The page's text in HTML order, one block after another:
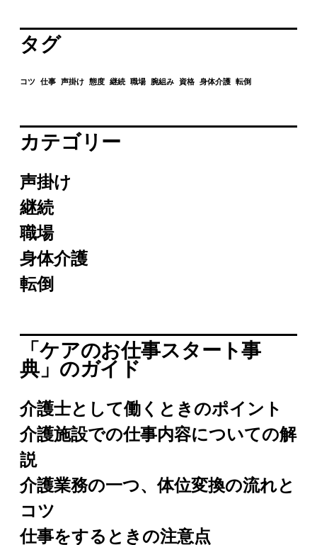
タグ
コツ 仕事 声掛け 態度 継続 職場 腕組み 資格 身体介護 転倒
カテゴリー
声掛け
継続
職場
身体介護
転倒
「ケアのお仕事スタート事
典」のガイド
介護士として働くときのポイント
介護施設での仕事内容についての解
説
介護業務の一つ、体位変換の流れと
コツ
仕事をするときの注意点